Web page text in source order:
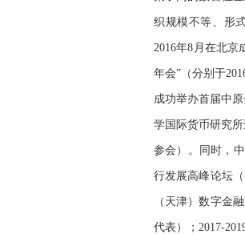
织规模不等、形
2016年8月在北京
年会”（分别于
成功举办首届中
学国际货币研究
参会）。同时，
行发展高峰论坛
（天津）数字金
代表）；2017-